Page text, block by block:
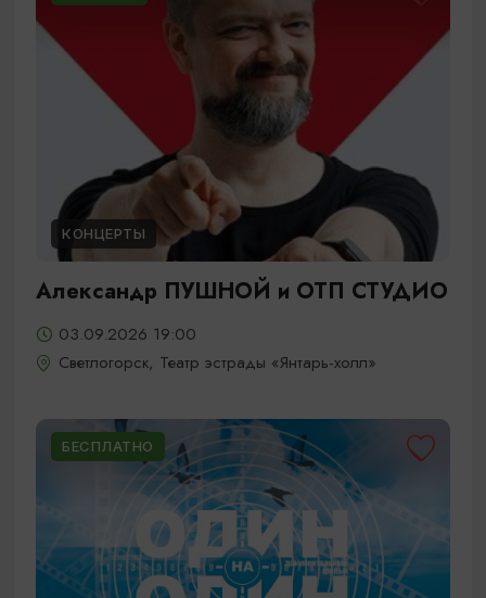
КОНЦЕРТЫ
Александр ПУШНОЙ и ОТП СТУДИО
03.09.2026 19:00
Светлогорск, Театр эстрады «Янтарь-холл»
БЕСПЛАТНО